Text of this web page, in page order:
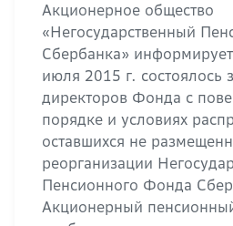
Акционерное общество
«Негосударственный
Сбербанка»
июля 2015 г. состоялось
директоров Фонда с
порядке и условиях
оставшихся не
реорганизации
Пенсионного Фонда
Акционерный